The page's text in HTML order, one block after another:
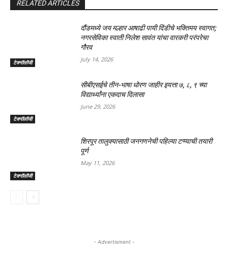
RELATED ARTICLES
टेक्नॉलॉजी
दौंडमध्ये जय मल्हार आषाढी पायी दिंडीचे भक्तिमय स्वागत;
नगरसेविका स्वाती निलेश सावंत यांचा वारकरी परंपरेचा
गौरव
July 14, 2026
टेक्नॉलॉजी
सीबीएसईचे तीन-भाषा धोरण जाहीर इयत्ता ७, ८, ९ च्या
विद्यार्थ्यांना एकदाच दिलासा
June 29, 2026
टेक्नॉलॉजी
शिरपूर तालुक्यासाठी जनगणनेची पहिल्या टप्प्याची तयारी
पूर्ण
May 11, 2026
- Advertisment -